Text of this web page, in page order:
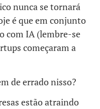
nunca se tornará
é que em conjunto
com IA (lembre-se
começaram a
de errado nisso?
estão atraindo